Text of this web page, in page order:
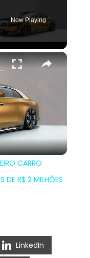
Now Playing
×
DA MARCA E CUSTA MAIS DE R$ 2 MILHÕES
CARRO
DE R$ 2 MILHÕES
LinkedIn